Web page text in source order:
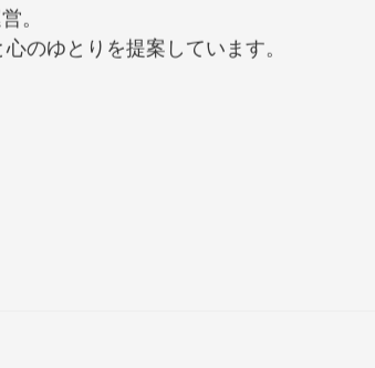
。
のゆとりを提案しています。